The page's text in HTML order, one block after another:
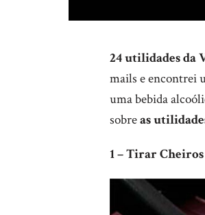
24 utilidades da
mails e encontrei
uma bebida
sobreas
1 – Tirar